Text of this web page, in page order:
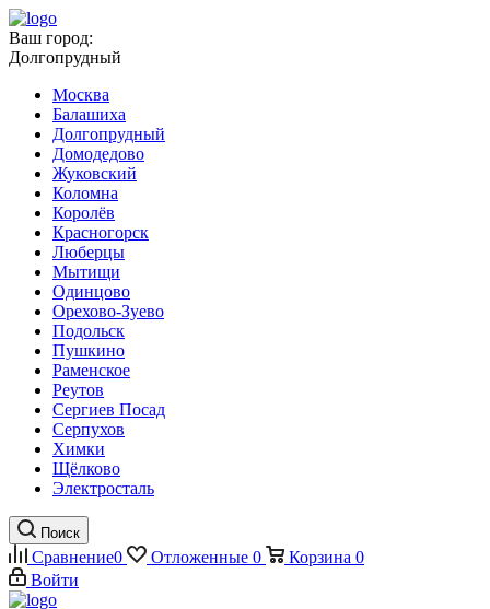
Ваш город:
Долгопрудный
Москва
Балашиха
Долгопрудный
Домодедово
Жуковский
Коломна
Королёв
Красногорск
Люберцы
Мытищи
Одинцово
Орехово-Зуево
Подольск
Пушкино
Раменское
Реутов
Сергиев Посад
Серпухов
Химки
Щёлково
Электросталь
Поиск
Сравнение0 Отложенные 0 Корзина 0
Войти